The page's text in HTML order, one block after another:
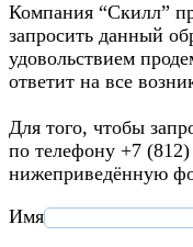
Компания “Скилл”
запросить данный
удовольствием
ответит на все
Для того, чтобы
по телефону +7
нижеприведённую
Имя